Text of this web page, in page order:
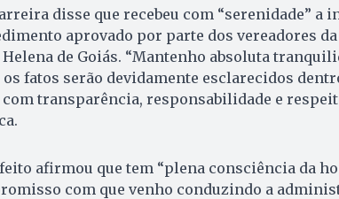
disse que recebeu com “serenidade” a
aprovado por parte dos vereadores
Helena de Goiás. “Mantenho absoluta
fatos serão devidamente esclarecidos
transparência, responsabilidade e
afirmou que tem “plena consciência da
com que venho conduzindo a